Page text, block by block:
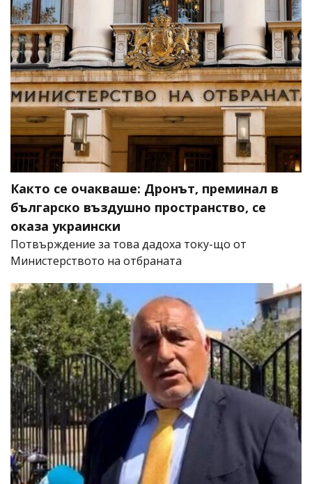
Както се очакваше: Дронът, преминал в
българско въздушно пространство, се
оказа украински
Потвърждение за това дадоха току-що от
Министерството на отбраната